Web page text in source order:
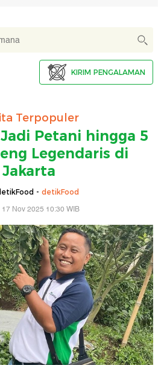
KIRIM PENGALAMAN
Terpopuler
Petani hingga 5
Legendaris di
Jakarta
- detikFood
Nov 2025 10:30 WIB